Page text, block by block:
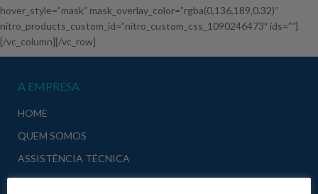
hover_style=”mask” mask_overlay_color=”rgba(0,136,189,0.32)”
nitro_products_custom_id=”nitro_custom_css_1090246473″ ids=””]
[/vc_column][/vc_row]
A EMPRESA
HOME
QUEM SOMOS
ASSISTÊNCIA TÉCNICA
PRODUTOS